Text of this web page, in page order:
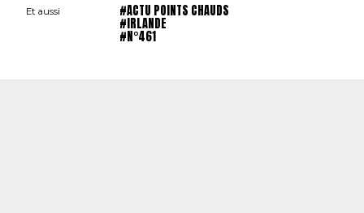
Et aussi #ACTU POINTS CHAUDS
#IRLANDE
#N°461